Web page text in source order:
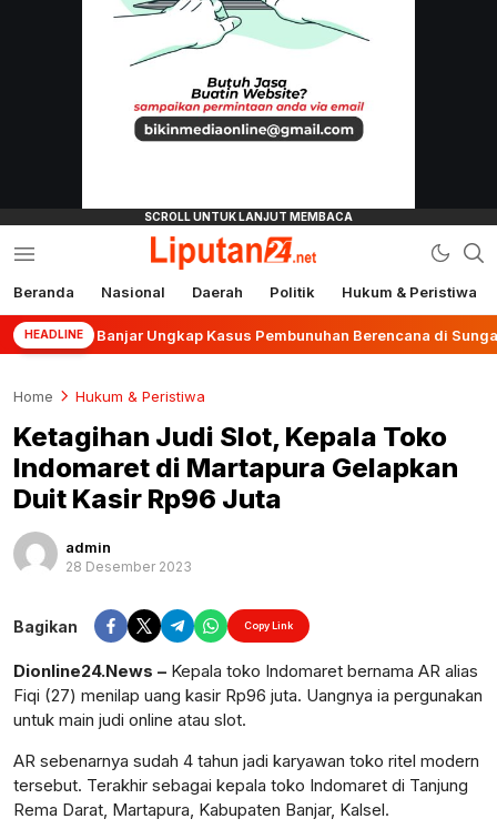
liputan24.net
Beranda Nasional Daerah Politik Hukum & Peristiwa
HEADLINE
Banjar Ungkap Kasus Pembunuhan Berencana di Sungai Pinang
Home Hukum & Peristiwa
Ketagihan Judi Slot, Kepala Toko
Indomaret di Martapura Gelapkan
Duit Kasir Rp96 Juta
admin
28 Desember 2023
Bagikan Copy Link
Dionline24.News – Kepala toko Indomaret bernama AR alias
Fiqi (27) menilap uang kasir Rp96 juta. Uangnya ia pergunakan
untuk main judi online atau slot.
AR sebenarnya sudah 4 tahun jadi karyawan toko ritel modern
tersebut. Terakhir sebagai kepala toko Indomaret di Tanjung
Rema Darat, Martapura, Kabupaten Banjar, Kalsel.